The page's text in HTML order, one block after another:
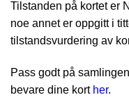
Tilstanden på kortet er
noe annet er oppgitt i
tilstandsvurdering av
Pass godt på
bevare dine kort her.